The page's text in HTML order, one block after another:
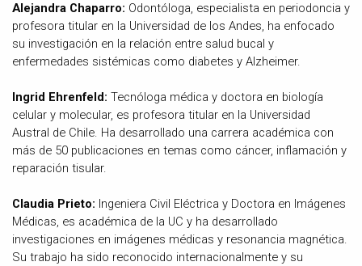
Alejandra Chaparro: Odontóloga, especialista en periodoncia y
profesora titular en la Universidad de los Andes, ha enfocado
su investigación en la relación entre salud bucal y
enfermedades sistémicas como diabetes y Alzheimer.
Ingrid Ehrenfeld: Tecnóloga médica y doctora en biología
celular y molecular, es profesora titular en la Universidad
Austral de Chile. Ha desarrollado una carrera académica con
más de 50 publicaciones en temas como cáncer, inflamación y
reparación tisular.
Claudia Prieto: Ingeniera Civil Eléctrica y Doctora en Imágenes
Médicas, es académica de la UC y ha desarrollado
investigaciones en imágenes médicas y resonancia magnética.
Su trabajo ha sido reconocido internacionalmente y su